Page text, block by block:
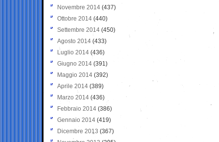
Novembre 2014 (437)
Ottobre 2014 (440)
Settembre 2014 (450)
Agosto 2014 (433)
Luglio 2014 (436)
Giugno 2014 (391)
Maggio 2014 (392)
Aprile 2014 (389)
Marzo 2014 (436)
Febbraio 2014 (386)
Gennaio 2014 (419)
Dicembre 2013 (367)